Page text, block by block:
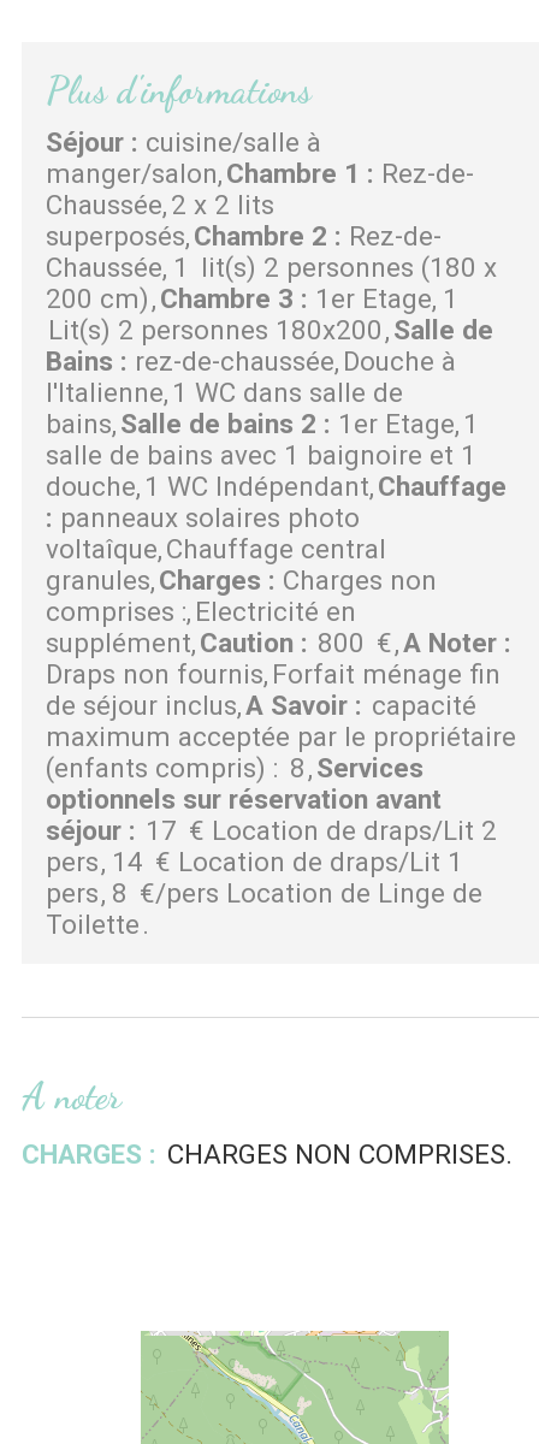
Plus d'informations
Séjour : cuisine/salle à
manger/salon Chambre 1 : Rez-de-
Chaussée 2 x 2 lits
superposés Chambre 2 : Rez-de-
Chaussée 1
lit(s) 2 personnes (180 x
200 cm) Chambre 3 : 1er Etage 1
Lit(s) 2 personnes 180x200 Salle de
Bains : rez-de-chaussée Douche à
l'Italienne 1 WC dans salle de
bains Salle de bains 2 : 1er Etage 1
salle de bains avec 1 baignoire et 1
douche 1 WC Indépendant Chauffage
: panneaux solaires photo
voltaîque Chauffage central
granules Charges : Charges non
comprises : Electricité en
supplément Caution : 800 € A Noter :
Draps non fournis Forfait ménage fin
de séjour inclus A Savoir : capacité
maximum acceptée par le propriétaire
(enfants compris) : 8 Services
optionnels sur réservation avant
séjour : 17 € Location de draps/Lit 2
pers 14 € Location de draps/Lit 1
pers 8 €/pers Location de Linge de
Toilette
A noter
CHARGES : CHARGES NON COMPRISES